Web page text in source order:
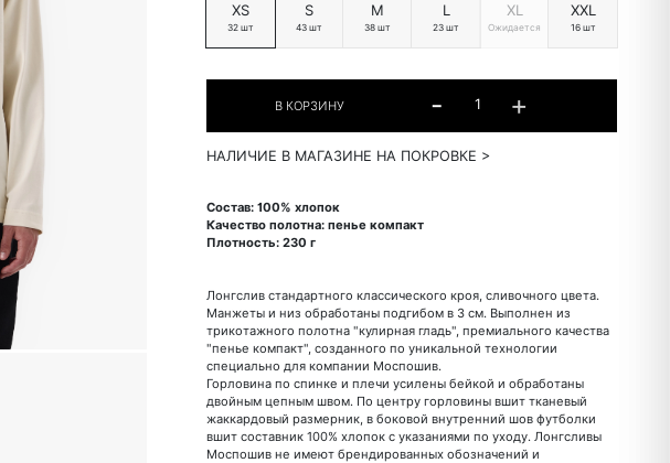
XS
32 шт
S
43 шт
M
38 шт
L
23 шт
XL
Ожидается
XXL
16 шт
НАЛИЧИЕ В МАГАЗИНЕ НА ПОКРОВКЕ >
Состав: 100% хлопок
Качество полотна: пенье компакт
Плотность: 230 г
Лонгслив стандартного классического кроя, сливочного цвета.
Манжеты и низ обработаны подгибом в 3 см. Выполнен из
трикотажного полотна "кулирная гладь", премиального качества
"пенье компакт", созданного по уникальной технологии
специально для компании Моспошив.
Горловина по спинке и плечи усилены бейкой и обработаны
двойным цепным швом. По центру горловины вшит тканевый
жаккардовый размерник, в боковой внутренний шов футболки
вшит составник 100% хлопок с указаниями по уходу. Лонгсливы
Моспошив не имеют брендированных обозначений и